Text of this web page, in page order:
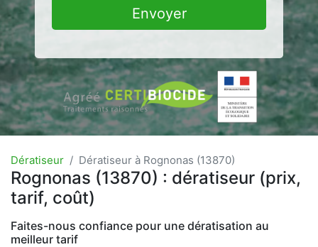
Envoyer
Dératiseur Dératiseur à Rognonas (13870)
Rognonas (13870) : dératiseur (prix,
tarif, coût)
Faites-nous confiance pour une dératisation au
meilleur tarif